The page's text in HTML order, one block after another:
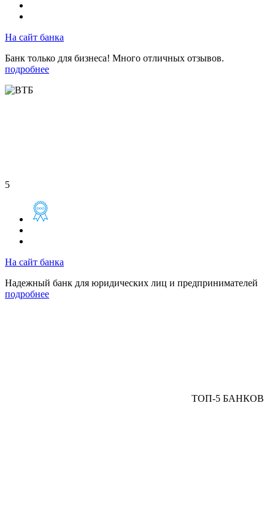
На сайт банка
Банк только для бизнеса! Много отличных отзывов.
подробнее
5
На сайт банка
Надежный банк для юридических лиц и предпринимателей
подробнее
ТОП-5 БАНКОВ